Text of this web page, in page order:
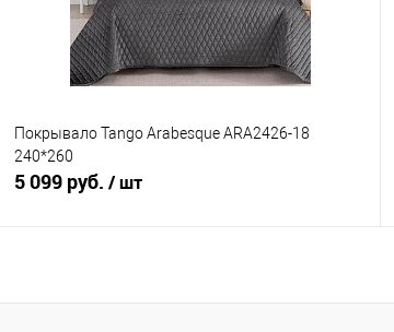
Покрывало Tango Arabesque ARA2426-18
240*260
5 099 руб. / шт